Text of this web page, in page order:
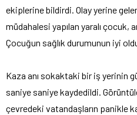
ekiplerine bildirdi. Olay yerine
müdahalesi yapılan yaralı çocuk,
Çocuğun sağlık durumunun iyi
Kaza anı sokaktaki bir iş yerinin
saniye saniye kaydedildi.
çevredeki vatandaşların panikle